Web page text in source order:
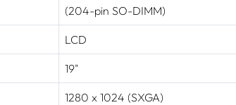
(204-pin SO-DIMM)
LCD
19"
1280 x 1024 (SXGA)